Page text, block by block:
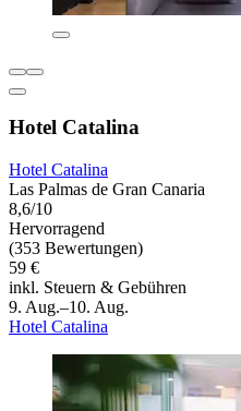
Hotel Catalina
Hotel Catalina
Las Palmas de Gran Canaria
8,6/10
Hervorragend
(353 Bewertungen)
59 €
inkl. Steuern & Gebühren
9. Aug.–10. Aug.
Hotel Catalina